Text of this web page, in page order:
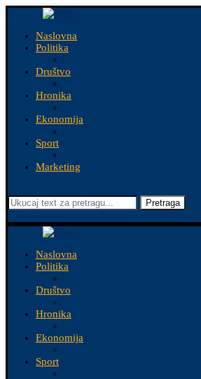
Naslovna
Politika
Društvo
Hronika
Ekonomija
Sport
Marketing
Pretraga
Naslovna
Politika
Društvo
Hronika
Ekonomija
Sport